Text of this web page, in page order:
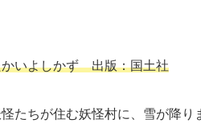
かいよしかず 出版：国土社
たちが住む妖怪村に、雪が降り